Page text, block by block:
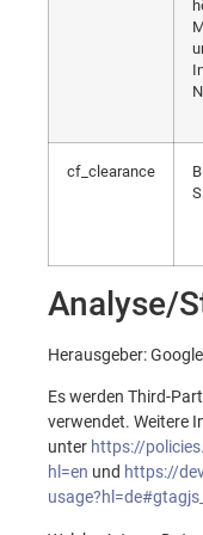
cf_clearance
Analyse/
Herausgeber:
Es werden Third-
verwendet. Weitere
unter https://
hl=en und https://